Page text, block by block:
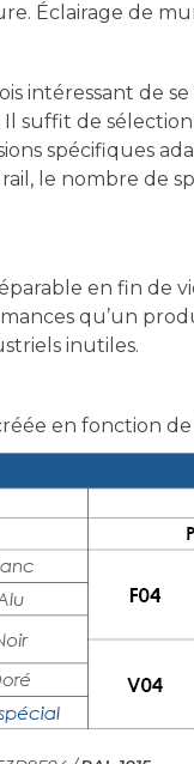
Éclairage de
intéressant
de
spécifiques
rail, le nombre de
en fin
qu’un
inutiles.
en fonction